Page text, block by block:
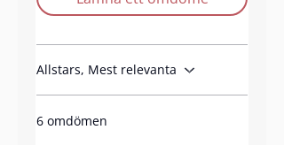
Produkt funktioner:
Medium to High
coverage(75%)
Allstars, Mest relevanta
6 omdömen